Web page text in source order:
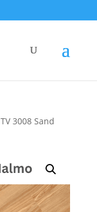
3008 Sand